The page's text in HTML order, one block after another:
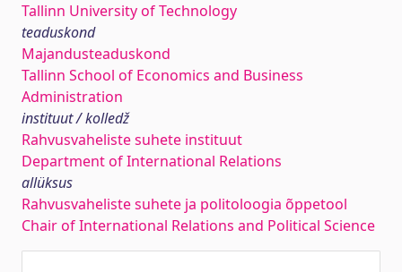
Tallinn University of Technology
teaduskond
Majandusteaduskond
Tallinn School of Economics and Business
Administration
instituut / kolledž
Rahvusvaheliste suhete instituut
Department of International Relations
allüksus
Rahvusvaheliste suhete ja politoloogia õppetool
Chair of International Relations and Political Science